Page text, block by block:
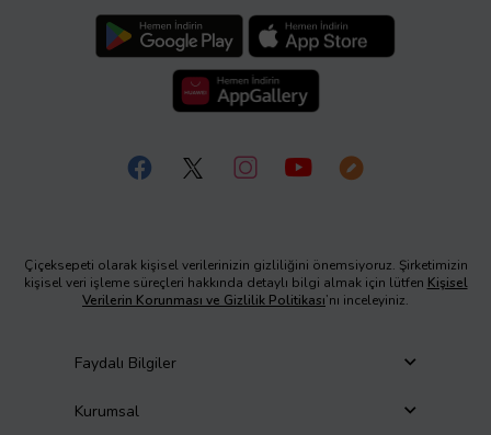
Çiçeksepeti olarak kişisel verilerinizin gizliliğini önemsiyoruz. Şirketimizin
kişisel veri işleme süreçleri hakkında detaylı bilgi almak için lütfen Kişisel
Verilerin Korunması ve Gizlilik Politikası’nı inceleyiniz.
Faydalı Bilgiler
Kurumsal